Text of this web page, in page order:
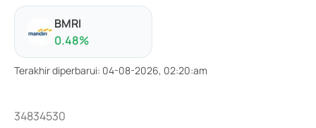
BMRI
0.48%
Terakhir diperbarui: 04-08-2026, 02:20:am
34834530